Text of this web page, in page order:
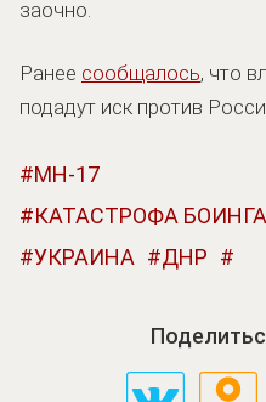
заочно.
Ранее сообщалось, что
подадут иск против
MH-17
КАТАСТРОФА
УКРАИНА
ДНР